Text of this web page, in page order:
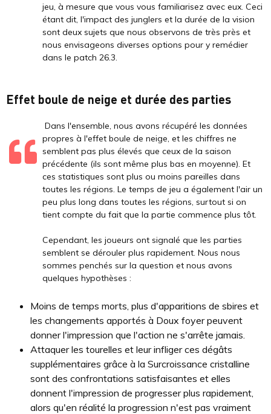
jeu, à mesure que vous vous familiarisez avec eux. Ceci
étant dit, l'impact des junglers et la durée de la vision
sont deux sujets que nous observons de très près et
nous envisageons diverses options pour y remédier
dans le patch 26.3.
Effet boule de neige et durée des parties
Dans l'ensemble, nous avons récupéré les données
propres à l'effet boule de neige, et les chiffres ne
semblent pas plus élevés que ceux de la saison
précédente (ils sont même plus bas en moyenne). Et
ces statistiques sont plus ou moins pareilles dans
toutes les régions. Le temps de jeu a également l'air un
peu plus long dans toutes les régions, surtout si on
tient compte du fait que la partie commence plus tôt.
Cependant, les joueurs ont signalé que les parties
semblent se dérouler plus rapidement. Nous nous
sommes penchés sur la question et nous avons
quelques hypothèses :
Moins de temps morts, plus d'apparitions de sbires et
les changements apportés à Doux foyer peuvent
donner l'impression que l'action ne s'arrête jamais.
Attaquer les tourelles et leur infliger ces dégâts
supplémentaires grâce à la Surcroissance cristalline
sont des confrontations satisfaisantes et elles
donnent l'impression de progresser plus rapidement,
alors qu'en réalité la progression n'est pas vraiment